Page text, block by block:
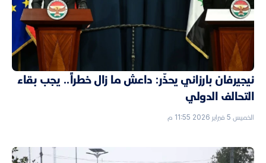
نيجيرفان بارزاني يحذّر: داعش ما زال خطراً.. يجب بقاء
التحالف الدولي
الخميس 5 فبراير 2026 11:55 م